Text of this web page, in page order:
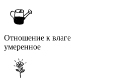
Отношение к влаге
умеренное